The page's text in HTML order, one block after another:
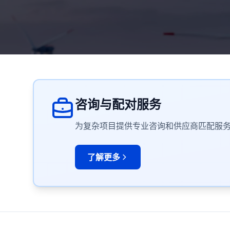
咨询与配对服务
为复杂项目提供专业咨询和供应商匹配服
了解更多